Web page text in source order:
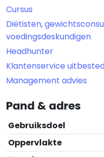
Cursus
Diëtisten,
voedingsdeskundigen
Headhunter
Klantenservice
Management advies
Pand & adres
Gebruiksdoel
Oppervlakte